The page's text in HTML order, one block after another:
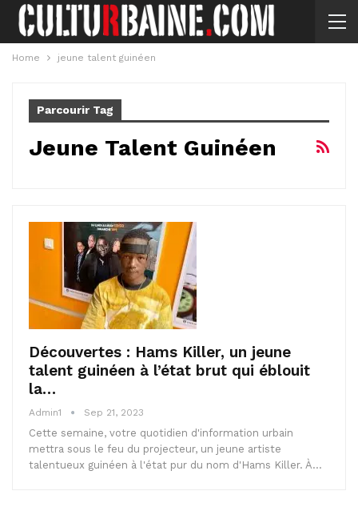
Home jeune talent guinéen
Parcourir Tag
Jeune Talent Guinéen
Découvertes : Hams Killer, un jeune
talent guinéen à l’état brut qui éblouit
la…
Admin1 Sep 21, 2023
Cette semaine, votre quotidien d'information urbain
mettra sous le feu du projecteur, un jeune artiste
talentueux guinéen à l'état pur du nom d'Hams Killer. À…